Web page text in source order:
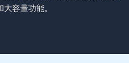
容量功能。